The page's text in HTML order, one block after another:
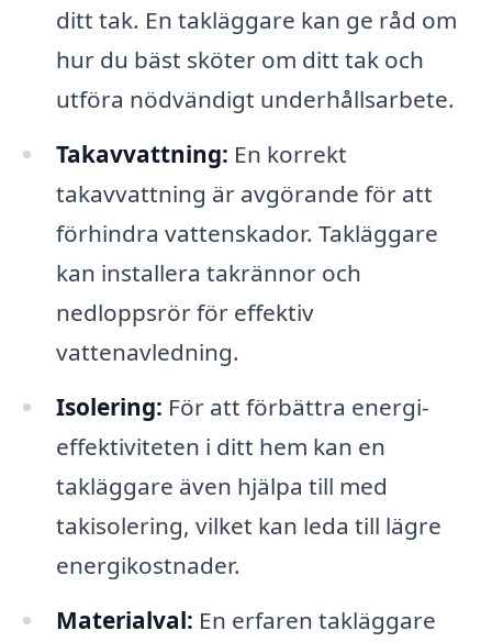
ditt tak. En takläggare kan ge råd om
hur du bäst sköter om ditt tak och
utföra nödvändigt underhållsarbete.
Takavvattning: En korrekt
takavvattning är avgörande för att
förhindra vattenskador. Takläggare
kan installera takrännor och
nedloppsrör för effektiv
vattenavledning.
Isolering: För att förbättra energi-
effektiviteten i ditt hem kan en
takläggare även hjälpa till med
takisolering, vilket kan leda till lägre
energikostnader.
Materialval: En erfaren takläggare